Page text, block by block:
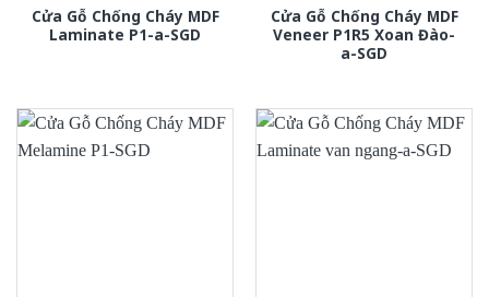
Cửa Gỗ Chống Cháy MDF
Laminate P1-a-SGD
Cửa Gỗ Chống Cháy MDF
Veneer P1R5 Xoan Đào-
a-SGD